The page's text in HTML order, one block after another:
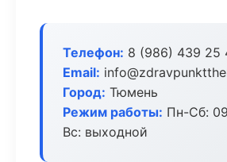
Телефон: 8 (986) 439 25
Email:
Город: Тюмень
Режим работы: Пн-Сб:
Вс: выходной